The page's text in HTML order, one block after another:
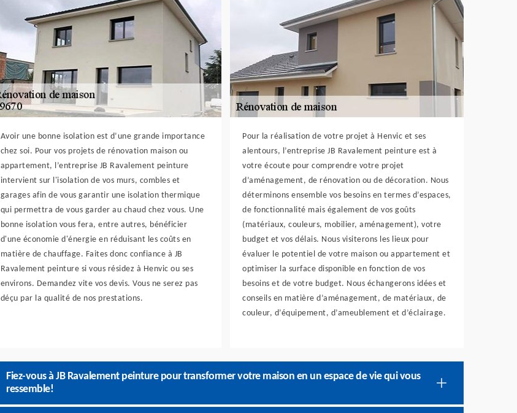
Avoir une bonne isolation est d’une grande importance
chez soi. Pour vos projets de rénovation maison ou
appartement, l’entreprise JB Ravalement peinture
intervient sur l'isolation de vos murs, combles et
garages afin de vous garantir une isolation thermique
qui permettra de vous garder au chaud chez vous. Une
bonne isolation vous fera, entre autres, bénéficier
d'une économie d'énergie en réduisant les coûts en
matière de chauffage. Faites donc confiance à JB
Ravalement peinture si vous résidez à Henvic ou ses
environs. Demandez vite vos devis. Vous ne serez pas
déçu par la qualité de nos prestations.
Pour la réalisation de votre projet à Henvic et ses
alentours, l’entreprise JB Ravalement peinture est à
votre écoute pour comprendre votre projet
d’aménagement, de rénovation ou de décoration. Nous
déterminons ensemble vos besoins en termes d’espaces,
de fonctionnalité mais également de vos goûts
(matériaux, couleurs, mobilier, aménagement), votre
budget et vos délais. Nous visiterons les lieux pour
évaluer le potentiel de votre maison ou appartement et
optimiser la surface disponible en fonction de vos
besoins et de votre budget. Nous échangerons idées et
conseils en matière d’aménagement, de matériaux, de
couleur, d’équipement, d’ameublement et d’éclairage.
Fiez-vous à JB Ravalement peinture pour transformer votre maison en un espace de vie qui vous
ressemble!